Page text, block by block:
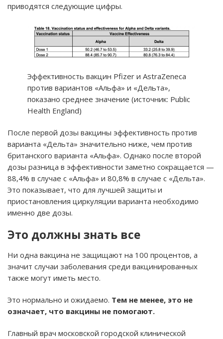
приводятся следующие цифры.
Эффективность вакцин Pfizer и AstraZeneca
против вариантов «Альфа» и «Дельта»,
показано среднее значение (источник: Public
Health England)
После первой дозы вакцины эффективность против
варианта «Дельта» значительно ниже, чем против
британского варианта «Альфа». Однако после второй
дозы разница в эффективности заметно сокращается —
88,4% в случае с «Альфа» и 80,8% в случае с «Дельта».
Это показывает, что для лучшей защиты и
приостановления циркуляции варианта необходимо
именно две дозы.
Это должны знать все
Ни одна вакцина не защищают на 100 процентов, а
значит случаи заболевания среди вакцинированных
также могут иметь место.
Это нормально и ожидаемо. Тем не менее, это не
означает, что вакцины не помогают.
Главный врач московской городской клинической